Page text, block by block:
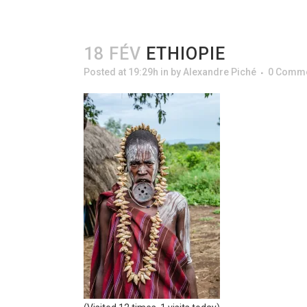
18 FÉV ETHIOPIE
Posted at 19:29h in by Alexandre Piché 0